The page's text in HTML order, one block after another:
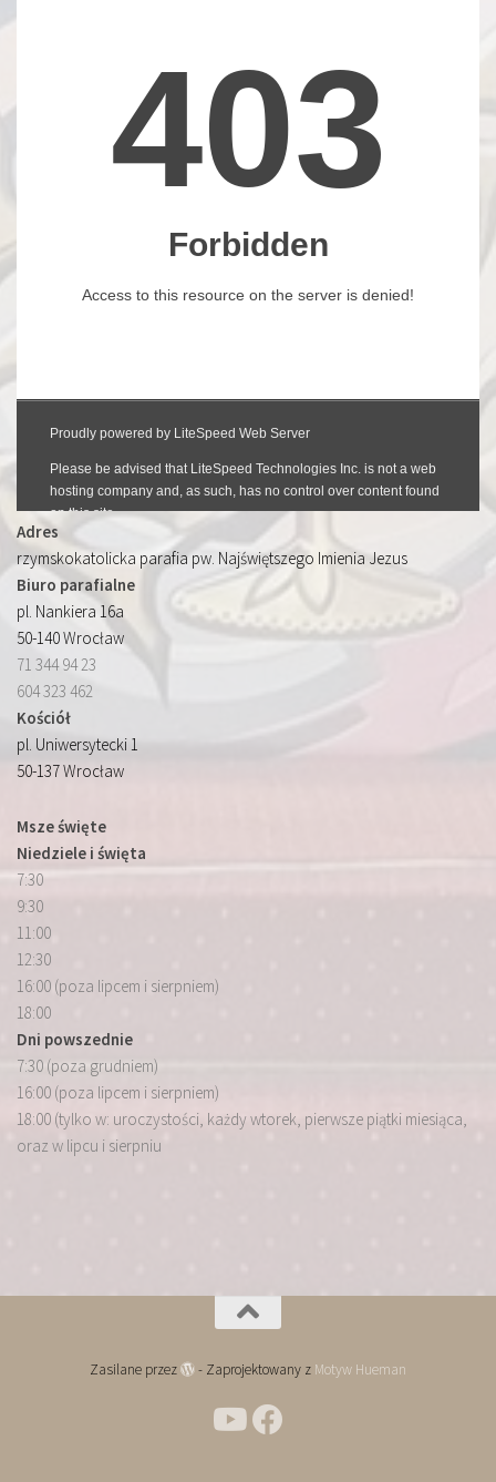
Adres
rzymskokatolicka parafia pw. Najświętszego Imienia Jezus
Biuro parafialne
pl. Nankiera 16a
50-140 Wrocław
71 344 94 23
604 323 462
Kościół
pl. Uniwersytecki 1
50-137 Wrocław
Msze święte
Niedziele i święta
7:30
9:30
11:00
12:30
16:00 (poza lipcem i sierpniem)
18:00
Dni powszednie
7:30 (poza grudniem)
16:00 (poza lipcem i sierpniem)
18:00 (tylko w: uroczystości, każdy wtorek, pierwsze piątki miesiąca,
oraz w lipcu i sierpniu
Zasilane przez - Zaprojektowany z Motyw Hueman